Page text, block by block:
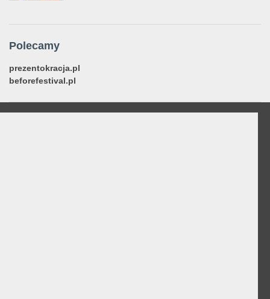
Polecamy
prezentokracja.pl
beforefestival.pl